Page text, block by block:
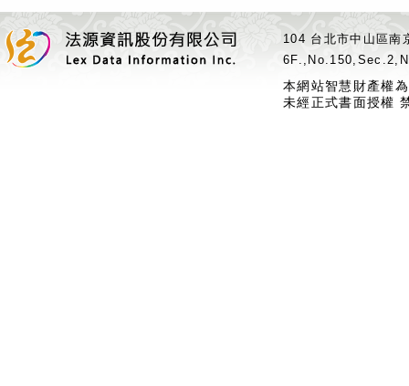
104 台北市中山區
本網站智慧財產權
未經正式書面授權